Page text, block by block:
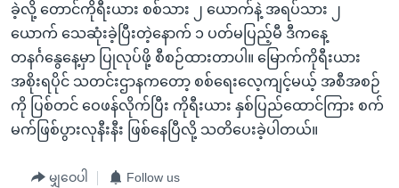
ခဲ့လို့ တောင်ကိုရီးယား စစ်သား ၂ ယောက်နဲ့ အရပ်သား ၂
ယောက် သေဆုံးခဲ့ပြီးတဲ့နောက် ၁ ပတ်မပြည့်မီ ဒီကနေ့
တနင်္ဂနွေနေ့မှာ ပြုလုပ်ဖို့ စီစဉ်ထားတာပါ။ မြောက်ကိုရီးယား
အစိုးရပိုင် သတင်းဌာနကတော့ စစ်ရေးလေ့ကျင့်မယ့် အစီအစဉ်
ကို ပြစ်တင် ဝေဖန်လိုက်ပြီး ကိုရီးယား နှစ်ပြည်ထောင်ကြား စက်
မက်ဖြစ်ပွားလုနီးနီး ဖြစ်နေပြီလို့ သတိပေးခဲ့ပါတယ်။
မျှဝေပါ Follow us